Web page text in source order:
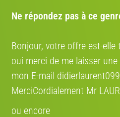
Document(s) disponible(s):
Livraison
ORGANISEZ VOTRE
CLICS
Ne répondez pas à ce
Bonjour, votre offre est-
oui merci de me laisser
mon E-mail
MerciCordialement Mr
ou encore